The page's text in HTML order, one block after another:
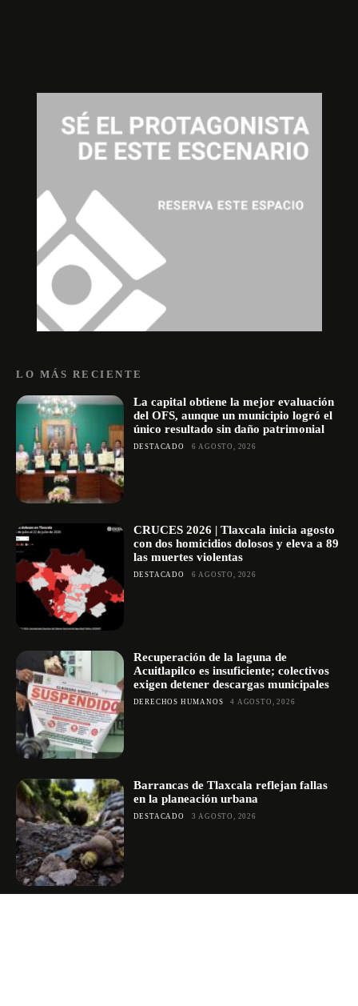
LO MÁS RECIENTE
La capital obtiene la mejor evaluación
del OFS, aunque un municipio logró el
único resultado sin daño patrimonial
DESTACADO 6 AGOSTO, 2026
CRUCES 2026 | Tlaxcala inicia agosto
con dos homicidios dolosos y eleva a 89
las muertes violentas
DESTACADO 6 AGOSTO, 2026
Recuperación de la laguna de
Acuitlapilco es insuficiente; colectivos
exigen detener descargas municipales
DERECHOS HUMANOS 4 AGOSTO, 2026
Barrancas de Tlaxcala reflejan fallas
en la planeación urbana
DESTACADO 3 AGOSTO, 2026